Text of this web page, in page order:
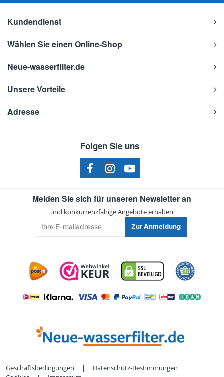
Kundendienst
Wählen Sie einen Online-Shop
Neue-wasserfilter.de
Unsere Vorteile
Adresse
Folgen Sie uns
Melden Sie sich für unseren Newsletter an
und konkurrenzfähige Angebote erhalten
E-
mailadresse
Zur Anmeldung
Geschäftsbedingungen | Datenschutz-Bestimmungen
|